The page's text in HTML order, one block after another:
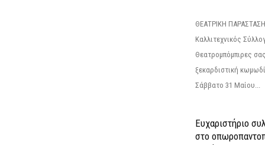
ΘΕΑΤΡΙΚΗ ΠΑΡΑΣΤΑΣΗ
Καλλιτεχνικός
Θεατρομπόμπιρες
ξεκαρδιστική
Σάββατο 31 Μαίου...
Ευχαριστήριο
στο